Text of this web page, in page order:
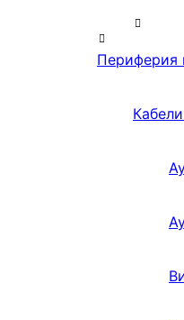
Периферия